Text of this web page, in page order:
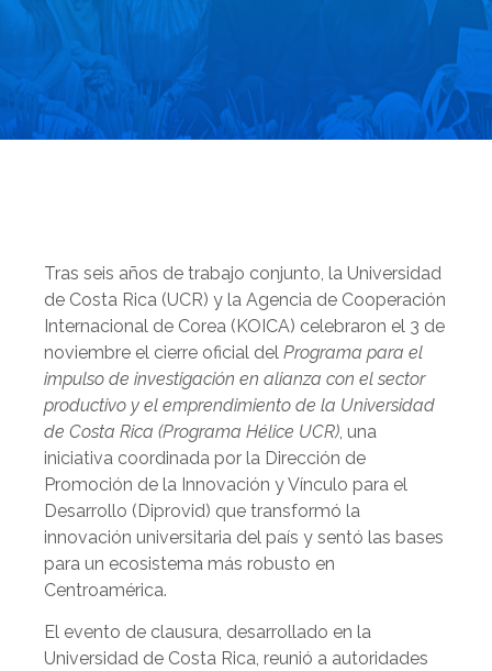
Tras seis años de trabajo conjunto, la Universidad
de Costa Rica (UCR) y la Agencia de Cooperación
Internacional de Corea (KOICA) celebraron el 3 de
noviembre el cierre oficial del Programa para el
impulso de investigación en alianza con el sector
productivo y el emprendimiento de la Universidad
de Costa Rica (Programa Hélice UCR), una
iniciativa coordinada por la Dirección de
Promoción de la Innovación y Vínculo para el
Desarrollo (Diprovid) que transformó la
innovación universitaria del país y sentó las bases
para un ecosistema más robusto en
Centroamérica.
El evento de clausura, desarrollado en la
Universidad de Costa Rica, reunió a autoridades